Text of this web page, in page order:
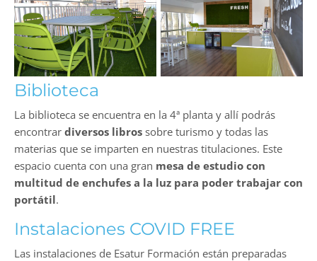
Biblioteca
La biblioteca se encuentra en la 4ª planta y allí podrás
encontrar diversos libros sobre turismo y todas las
materias que se imparten en nuestras titulaciones. Este
espacio cuenta con una gran mesa de estudio con
multitud de enchufes a la luz para poder trabajar con
portátil.
Instalaciones COVID FREE
Las instalaciones de Esatur Formación están preparadas